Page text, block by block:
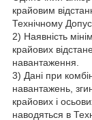
крайовим
Технічному
2) Наявність
крайових
навантаження.
3) Дані при
навантажень,
крайових і
наводяться в